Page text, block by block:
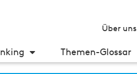
Über uns
Themen-Glossar